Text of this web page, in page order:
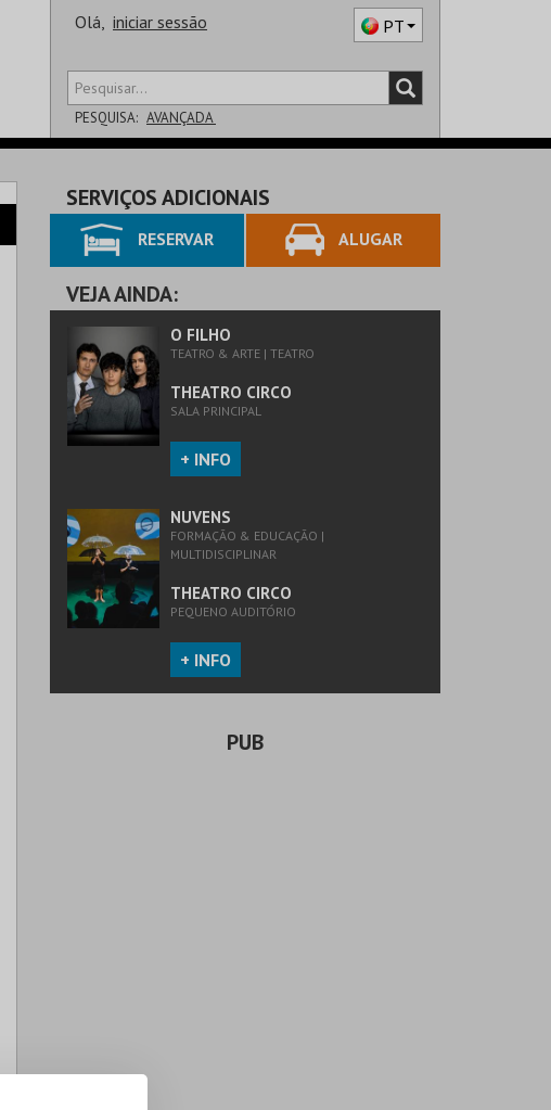
Olá, iniciar sessão PT
PESQUISA: AVANÇADA
SALA
SERVIÇOS ADICIONAIS
RESERVAR ALUGAR
VEJA AINDA:
O FILHO
TEATRO & ARTE | TEATRO
THEATRO CIRCO
SALA PRINCIPAL
+ INFO
NUVENS
FORMAÇÃO & EDUCAÇÃO |
MULTIDISCIPLINAR
THEATRO CIRCO
PEQUENO AUDITÓRIO
+ INFO
PUB